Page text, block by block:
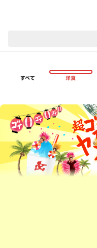
すべて 洋食
超ゴイゴイヤスー夏祭